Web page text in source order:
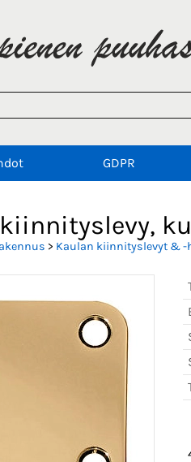
GDPR
> Kaulan kiinnityslevyt &